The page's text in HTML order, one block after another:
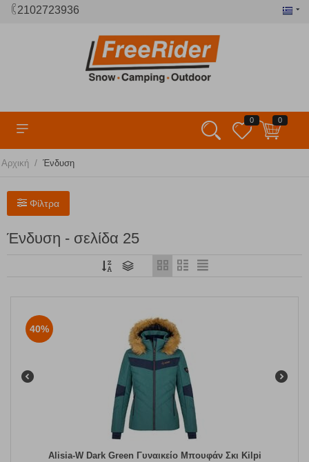
2102723936
0 0
Αρχική / Ένδυση
Φίλτρα
Ένδυση - σελίδα 25
40%
Alisia-W Dark Green Γυναικείο Μπουφάν Σκι Kilpi